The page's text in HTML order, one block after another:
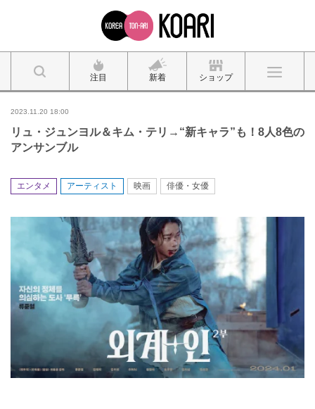
注目 新着 ショップ
2023.11.20 18:00
リュ・ジュンヨル＆キム・テリ→“新キャラ”も！8人8色の
アンサンブル
エンタメ アーティスト 映画 俳優・女優